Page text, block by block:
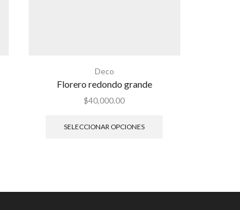
Deco
Florero redondo grande
$40,000.00
SELECCIONAR OPCIONES